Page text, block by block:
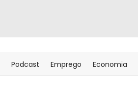
Podcast Emprego Economia